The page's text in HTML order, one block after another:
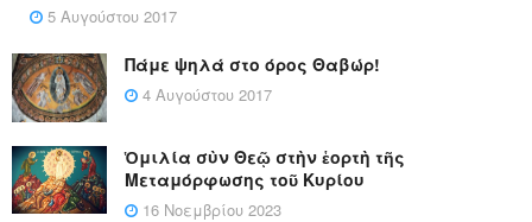
5 Αυγούστου 2017
Πάμε ψηλά στο όρος Θαβώρ!
4 Αυγούστου 2017
Ὁμιλία σὺν Θεῷ στὴν ἑορτὴ τῆς
Μεταμόρφωσης τοῦ Κυρίου
16 Νοεμβρίου 2023